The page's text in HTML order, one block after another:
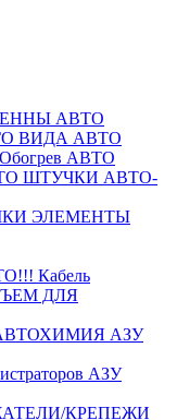
АВТО
ВИДА АВТО
АВТО
ШТУЧКИ АВТО-
ЭЛЕМЕНТЫ
Кабель
ДЛЯ
АЗУ
АЗУ
КРЕПЕЖИ